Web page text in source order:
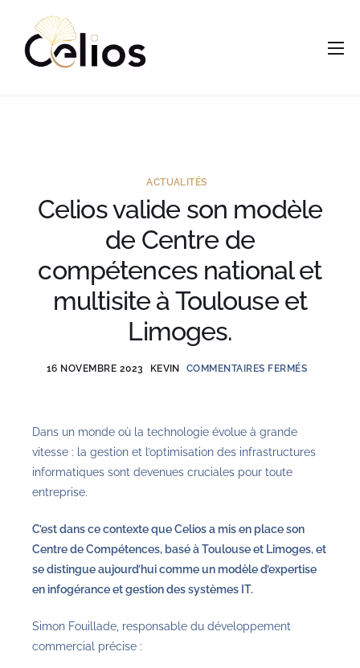
principal
Accueil
Actus
Contacts
ACTUALITÉS
Celios valide son modèle
de Centre de
compétences national et
multisite à Toulouse et
Limoges.
16 NOVEMBRE 2023 KEVIN COMMENTAIRES FERMÉS
Dans un monde où la technologie évolue à grande
vitesse : la gestion et l’optimisation des infrastructures
informatiques sont devenues cruciales pour toute
entreprise.
C’est dans ce contexte que Celios a mis en place son
Centre de Compétences, basé à Toulouse et Limoges, et
se distingue aujourd’hui comme un modèle d’expertise
en infogérance et gestion des systèmes IT.
Simon Fouillade, responsable du développement
commercial précise :